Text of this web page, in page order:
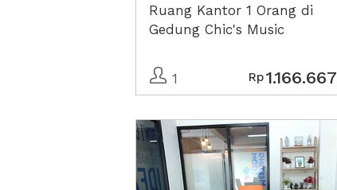
Ruang Kantor 1 Orang di
Gedung Chic's Music
1 Rp1.166.667
Previous